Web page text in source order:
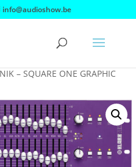
info@audioshow.be
– SQUARE ONE GRAPHIC